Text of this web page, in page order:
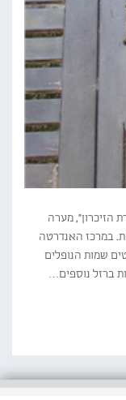
הזיכרון", מערה
במרכז האנדרטה
שמות הנופלים
ברזל נוספים…